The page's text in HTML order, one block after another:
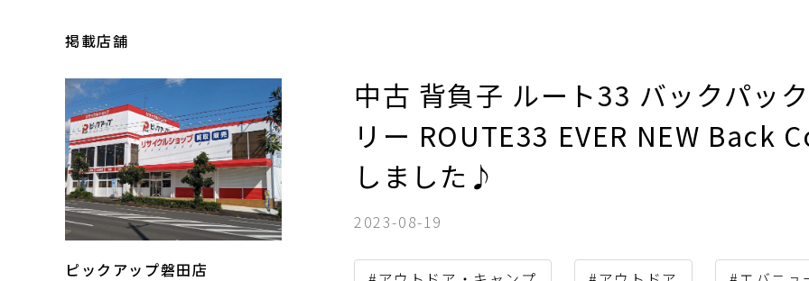
掲載店舗
ピックアップ磐田店
中古 背負子 ルート33 バックパッ
リー ROUTE33 EVER NEW Back
しました♪
2023-08-19